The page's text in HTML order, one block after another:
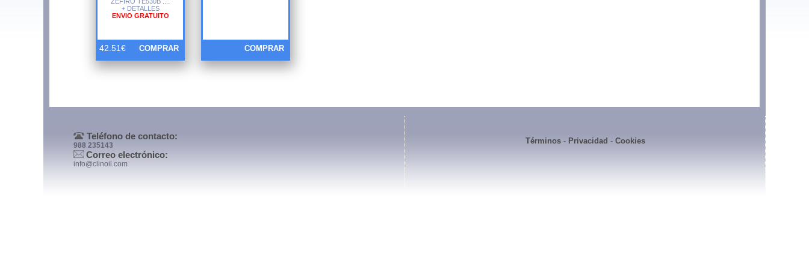
ZEFIRO TE530B ....
+ DETALLES
ENVIO GRATUITO
COMPRAR
42.51€ COMPRAR
Teléfono de contacto:
988 235143
Correo electrónico:
info@clinoil.com
Términos- Privacidad - Cookies